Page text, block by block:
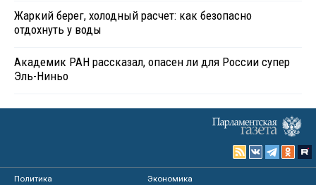
Жаркий берег, холодный расчет: как безопасно
отдохнуть у воды
Академик РАН рассказал, опасен ли для России супер
Эль-Ниньо
Политика
Экономика